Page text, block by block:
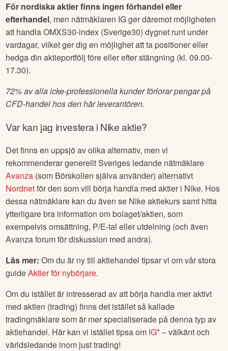
För nordiska aktier finns ingen förhandel eller
efterhandel, men nätmäklaren IG ger däremot möjligheten
att handla OMXS30-index (Sverige30) dygnet runt under
vardagar, vilket ger dig en möjlighet att ta positioner eller
hedga din aktieportfölj före eller efter stängning (kl. 09.00-
17.30).
72% av alla icke-professionella kunder förlorar pengar på
CFD-handel hos den här leverantören.
Var kan jag investera iNikeaktie?
Det finns en uppsjö av olika alternativ, men vi
rekommenderar generellt Sveriges ledande nätmäklare
Avanza (som Börskollen själva använder) alternativt
Nordnetför den som vill börja handla med aktier i Nike. Hos
dessa nätmäklare kan du även se Nikeaktiekurs samt hitta
ytterligare bra information om bolaget/aktien, som
exempelvis omsättning, P/E-tal eller utdelning (och även
Avanza forum för diskussion med andra).
Läs mer: Om du är ny till aktiehandel tipsar vi om vår stora
guideAktier för nybörjare.
Om du istället är intresserad av att börja handla mer aktivt
med aktien (trading) finns det istället så kallade
tradingmäklare som är mer specialiserade på denna typ av
aktiehandel. Här kan vi istället tipsa om IG* – välkänt och
världsledande inom just trading!